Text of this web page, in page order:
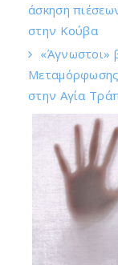
άσκηση
στην Κούβα
«Άγνωστοι»
στην Αγία